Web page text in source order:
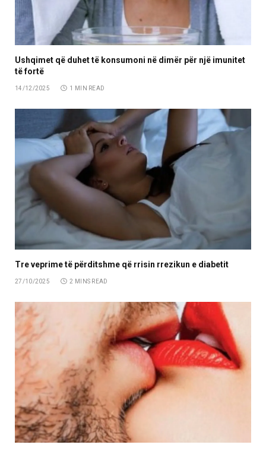
Ushqimet që duhet të konsumoni në dimër për një imunitet
të fortë
14/12/2025 1 MIN READ
Tre veprime të përditshme që rrisin rrezikun e diabetit
27/10/2025 2 MINS READ